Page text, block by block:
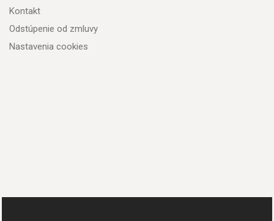
Kontakt
Odstúpenie od zmluvy
Nastavenia cookies